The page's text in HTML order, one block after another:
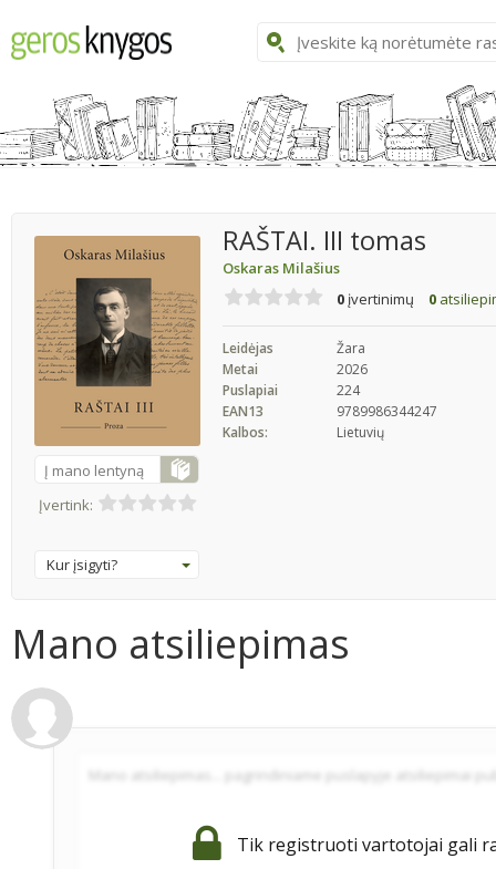
Į mano lentyną
Įvertink:
Kur įsigyti?
RAŠTAI. III tomas
Oskaras Milašius
0 įvertinimų 0
Leidėjas
Žara
Metai
2026
Puslapiai
224
EAN13
9789986344247
Kalbos:
Lietuvių
Mano atsiliepimas
Tik registruoti vartotojai gali